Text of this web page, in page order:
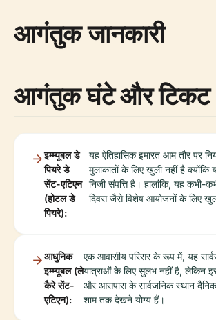
आगंतुक जानकारी
आगंतुक घंटे और टिकट
इम्म्यूबल डे
पियरे डे
सेंट-एटिएन
(होटल डे
पियरे):
यह ऐतिहासिक इमारत आम तौर पर
मुलाकातों के लिए खुली नहीं है
निजी संपत्ति है। हालांकि, यह कभी-
दिवस जैसे विशेष आयोजनों के लिए
आधुनिक
इम्म्यूबल (ले
कैरे सेंट-
एटिएन):
एक आवासीय परिसर के रूप में, यह
यात्राओं के लिए सुलभ नहीं है, लेकिन
और आसपास के सार्वजनिक स्थान
शाम तक देखने योग्य हैं।